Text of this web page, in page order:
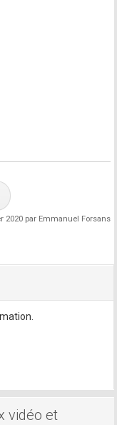
2020 par Emmanuel Forsans
vidéo et